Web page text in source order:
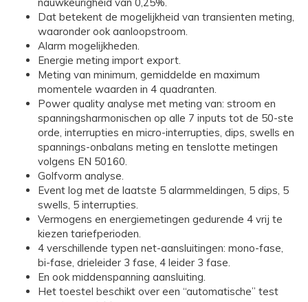
Dat betekent de mogelijkheid van transienten meting,
waaronder ook aanloopstroom.
Alarm mogelijkheden.
Energie meting import export.
Meting van minimum, gemiddelde en maximum
momentele waarden in 4 quadranten.
Power quality analyse met meting van: stroom en
spanningsharmonischen op alle 7 inputs tot de 50-ste
orde, interrupties en micro-interrupties, dips, swells en
spannings-onbalans meting en tenslotte metingen
volgens EN 50160.
Golfvorm analyse.
Event log met de laatste 5 alarmmeldingen, 5 dips, 5
swells, 5 interrupties.
Vermogens en energiemetingen gedurende 4 vrij te
kiezen tariefperioden.
4 verschillende typen net-aansluitingen: mono-fase,
bi-fase, drieleider 3 fase, 4 leider 3 fase.
En ook middenspanning aansluiting.
Het toestel beschikt over een “automatische” test